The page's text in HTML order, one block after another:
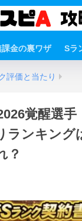
金の裏ワザ Sラ
評価と当たり
覚醒選手
ランキング
？